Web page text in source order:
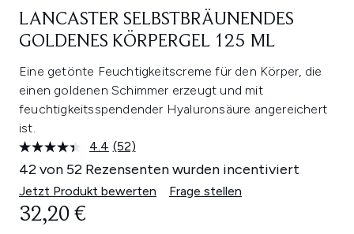
LANCASTER SELBSTBRÄUNENDES
GOLDENES KÖRPERGEL 125 ML
Eine getönte Feuchtigkeitscreme für den Körper, die
einen goldenen Schimmer erzeugt und mit
feuchtigkeitsspendender Hyaluronsäure angereichert
ist.
4.4 52
Bewertungen
lesen.
Link
(52)
42 von 52 Rezensenten wurden incentiviert
Jetzt Produkt bewerten Frage stellen
32,20 €